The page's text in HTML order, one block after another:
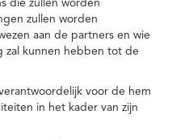
die zullen worden
zullen worden
aan de partners en wie
zal kunnen hebben tot de
voor de hem
in het kader van zijn